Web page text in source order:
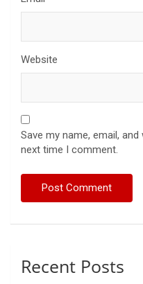
Website
Save my name, email,
next time I comment.
Recent Posts